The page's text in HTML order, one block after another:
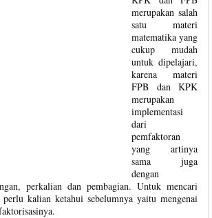
merupakan salah
satu materi
matematika yang
cukup mudah
untuk dipelajari,
karena materi
FPB dan KPK
merupakan
implementasi
dari
pemfaktoran
yang artinya
sama juga
dengan
perkalian dan pembagian. Untuk mencari
kalian ketahui sebelumnya yaitu mengenai